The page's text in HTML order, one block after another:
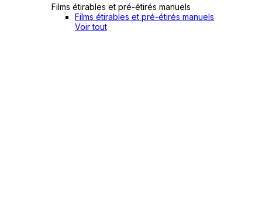
Films étirables et pré-étirés manuels
Films étirables et pré-étirés manuels
Voir tout